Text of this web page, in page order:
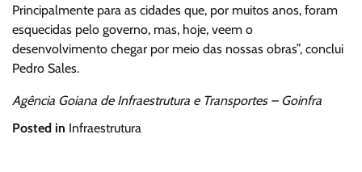
Principalmente para as cidades que, por muitos anos, foram
esquecidas pelo governo, mas, hoje, veem o
desenvolvimento chegar por meio das nossas obras”, conclui
Pedro Sales.
Agência Goiana de Infraestrutura e Transportes – Goinfra
Posted in Infraestrutura